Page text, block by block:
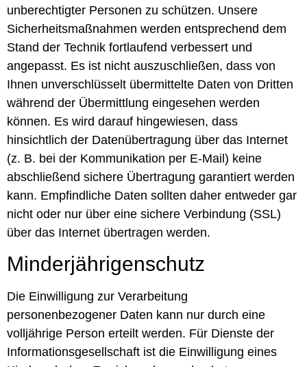
unberechtigter Personen zu schützen. Unsere
Sicherheitsmaßnahmen werden entsprechend dem
Stand der Technik fortlaufend verbessert und
angepasst. Es ist nicht auszuschließen, dass von
Ihnen unverschlüsselt übermittelte Daten von Dritten
während der Übermittlung eingesehen werden
können. Es wird darauf hingewiesen, dass
hinsichtlich der Datenübertragung über das Internet
(z. B. bei der Kommunikation per E-Mail) keine
abschließend sichere Übertragung garantiert werden
kann. Empfindliche Daten sollten daher entweder gar
nicht oder nur über eine sichere Verbindung (SSL)
über das Internet übertragen werden.
Minderjährigenschutz
Die Einwilligung zur Verarbeitung
personenbezogener Daten kann nur durch eine
volljährige Person erteilt werden. Für Dienste der
Informationsgesellschaft ist die Einwilligung eines